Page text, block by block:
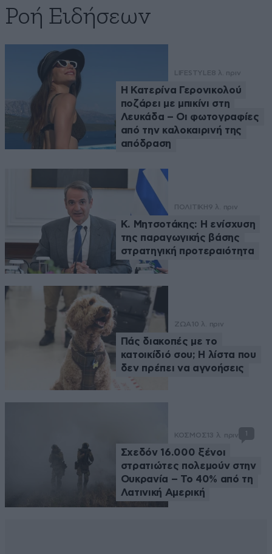
Ροή Ειδήσεων
LIFESTYLE8 λ. πριν
Η Κατερίνα Γερονικολού
ποζάρει με μπικίνι στη
Λευκάδα – Οι φωτογραφίες
από την καλοκαιρινή της
απόδραση
ΠΟΛΙΤΙΚΗ9 λ. πριν
Κ. Μητσοτάκης: Η ενίσχυση
της παραγωγικής βάσης
στρατηγική προτεραιότητα
ΖΩΑ 10 λ. πριν
Πάς διακοπές με το
κατοικίδιό σου; Η λίστα που
δεν πρέπει να αγνοήσεις
ΚΟΣΜΟΣ 13 λ. πριν 1
Σχεδόν 16.000 ξένοι
στρατιώτες πολεμούν στην
Ουκρανία – Το 40% από τη
Λατινική Αμερική